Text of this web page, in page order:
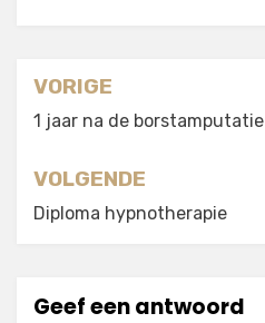
Berichtnavigatie
VORIGE
1 jaar na de borstamputatie
VOLGENDE
Diploma hypnotherapie
Geef een antwoord